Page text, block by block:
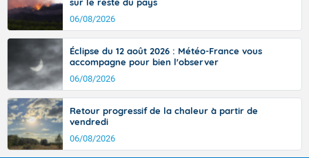
06/08/2026
Éclipse du 12 août 2026 : Météo-France vous
accompagne pour bien l'observer
06/08/2026
Retour progressif de la chaleur à partir de
vendredi
06/08/2026